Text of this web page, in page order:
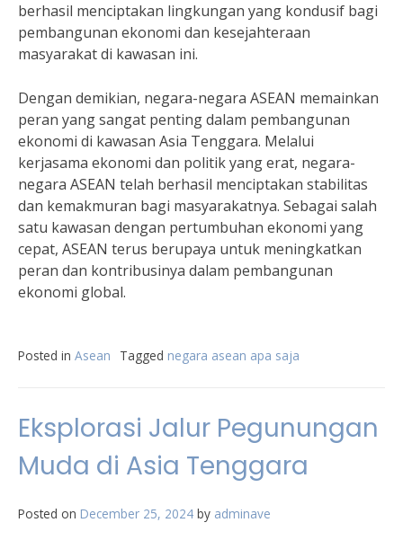
berhasil menciptakan lingkungan yang kondusif bagi
pembangunan ekonomi dan kesejahteraan
masyarakat di kawasan ini.
Dengan demikian, negara-negara ASEAN memainkan
peran yang sangat penting dalam pembangunan
ekonomi di kawasan Asia Tenggara. Melalui
kerjasama ekonomi dan politik yang erat, negara-
negara ASEAN telah berhasil menciptakan stabilitas
dan kemakmuran bagi masyarakatnya. Sebagai salah
satu kawasan dengan pertumbuhan ekonomi yang
cepat, ASEAN terus berupaya untuk meningkatkan
peran dan kontribusinya dalam pembangunan
ekonomi global.
Posted in Asean Tagged negara asean apa saja
Eksplorasi Jalur Pegunungan
Muda di Asia Tenggara
Posted on December 25, 2024 by adminave